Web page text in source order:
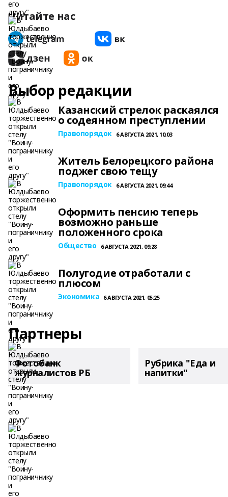
Читайте нас
Выбор редакции
Казанский стрелок раскаялся
о содеянном преступлении
Правопорядок 6 АВГУСТА 2021, 10:03
Житель Белорецкого района
поджег свою тещу
Правопорядок 6 АВГУСТА 2021, 09:44
Оформить пенсию теперь
возможно раньше
положенного срока
Общество 6 АВГУСТА 2021, 09:28
Полугодие отработали с
плюсом
Экономика 6 АВГУСТА 2021, 05:25
Партнеры
Фотобанк
журналистов РБ
Рубрика "Еда и
напитки"